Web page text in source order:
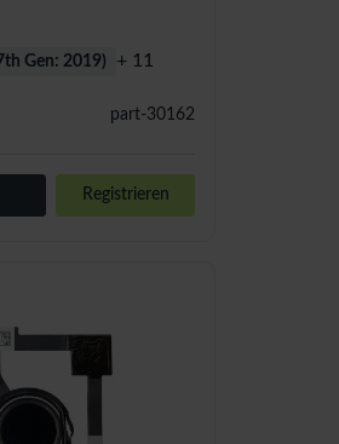
part-30162
Gen: 2019) + 11
Registrieren